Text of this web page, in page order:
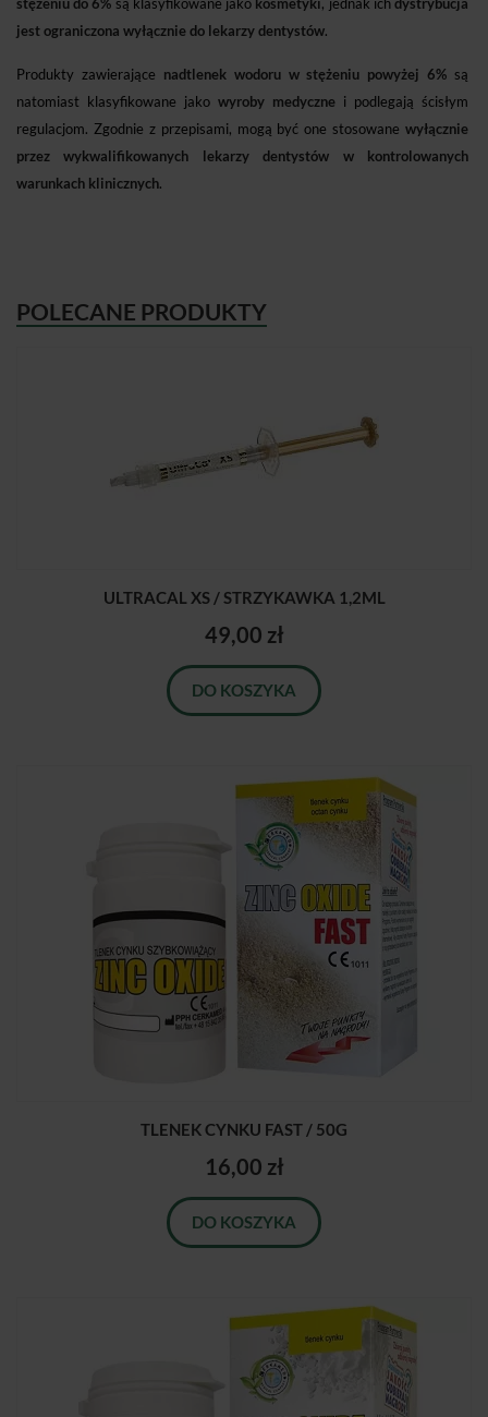
jest ograniczona wyłącznie do lekarzy dentystów.
Produkty zawierające nadtlenek wodoru w stężeniu powyżej 6% są
natomiast klasyfikowane jako wyroby medyczne i podlegają ścisłym
regulacjom. Zgodnie z przepisami, mogą być one stosowane wyłącznie
przez wykwalifikowanych lekarzy dentystów w kontrolowanych
warunkach klinicznych.
POLECANE PRODUKTY
ULTRACAL XS / STRZYKAWKA 1,2ML
49,00 zł
DO KOSZYKA
TLENEK CYNKU FAST / 50G
16,00 zł
DO KOSZYKA